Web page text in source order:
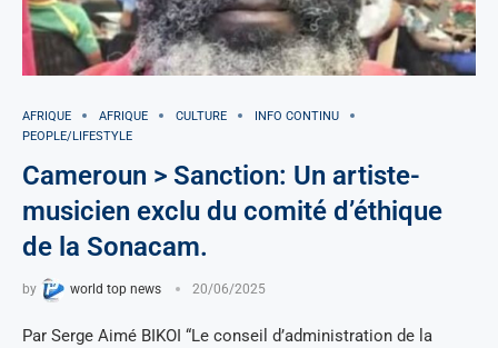
AFRIQUE AFRIQUE CULTURE
INFO CONTINU
PEOPLE/LIFESTYLE
Cameroun > Sanction: Un artiste-
musicien exclu du comité d’éthique
de la Sonacam.
by world top news 20/06/2025
Par Serge Aimé BIKOI “Le conseil d’administration de la